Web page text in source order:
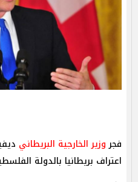
فجروزير الخارجية البريطاني
اعتراف بريطانيا بالدولة